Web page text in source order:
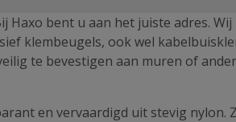
Haxo bent u aan het juiste adres.
klembeugels, ook wel
te bevestigen aan muren of
en vervaardigd uit stevig nylon.